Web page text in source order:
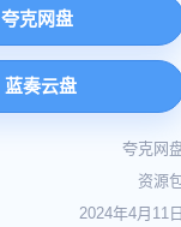
夸克网盘
蓝奏云盘
夸克网
资源
2024年4月11日